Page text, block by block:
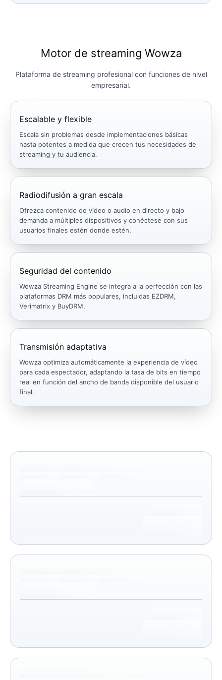
Motor de streaming Wowza
Plataforma de streaming profesional con funciones de nivel
empresarial.
Escalable y flexible
Escala sin problemas desde implementaciones básicas
hasta potentes a medida que crecen tus necesidades de
streaming y tu audiencia.
Radiodifusión a gran escala
Ofrezca contenido de vídeo o audio en directo y bajo
demanda a múltiples dispositivos y conéctese con sus
usuarios finales estén donde estén.
Seguridad del contenido
Wowza Streaming Engine se integra a la perfección con las
plataformas DRM más populares, incluidas EZDRM,
Verimatrix y BuyDRM.
Transmisión adaptativa
Wowza optimiza automáticamente la experiencia de vídeo
para cada espectador, adaptando la tasa de bits en tiempo
real en función del ancho de banda disponible del usuario
final.